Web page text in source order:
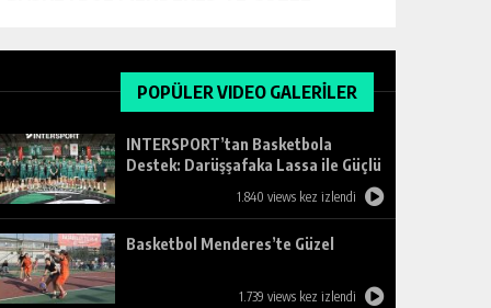
POPÜLER VIDEO GALERİLER
INTERSPORT’tan Basketbola
Destek: Darüşşafaka Lassa ile Güçlü
1.840 views kez izlendi
Basketbol Menderes’te Güzel
1.739 views kez izlendi